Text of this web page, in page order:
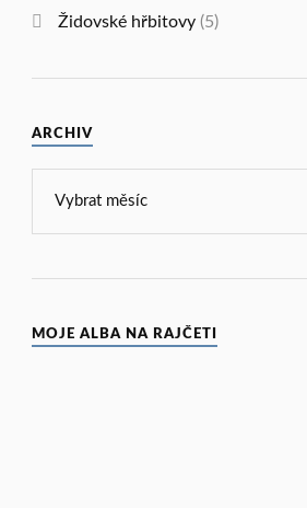
Židovské hřbitovy (5)
ARCHIV
MOJE ALBA NA RAJČETI